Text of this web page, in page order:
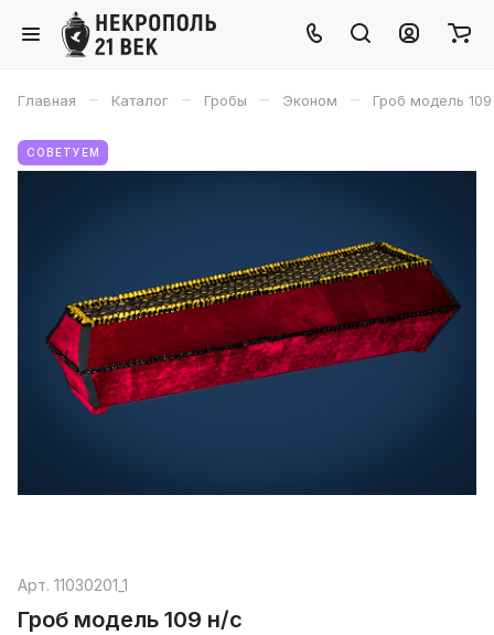
Главная – Каталог – Гробы – Эконом – Гроб модель
СОВЕТУЕМ
Арт. 11030201_1
Гроб модель 109 н/с